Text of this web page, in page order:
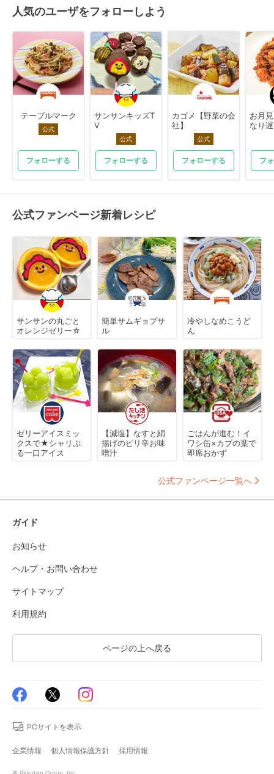
人気のユーザをフォローしよう
テーブルマーク
公式
フォローする
サンサンキッズT
V
公式
フォローする
カゴメ【野菜の会
社】
公式
フォローする
お月
なり
フ
公式ファンページ新着レシピ
サンサンの丸ごと
オレンジゼリー☆
簡単サムギョプサ
ル
冷やしなめこうど
ん
ゼリーアイスミッ
クスで★シャリぷ
る一口アイス
【減塩】なすと絹
揚げのピリ辛お味
噌汁
ごはんが進む！イ
ワシ缶×カブの葉で
即席おかず
公式ファンページ一覧へ
ガイド
お知らせ
ヘルプ・お問い合わせ
サイトマップ
利用規約
ページの上へ戻る
PCサイトを表示
企業情報 個人情報保護方針 採用情報